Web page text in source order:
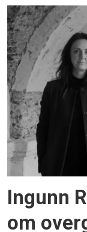
Ingunn
om